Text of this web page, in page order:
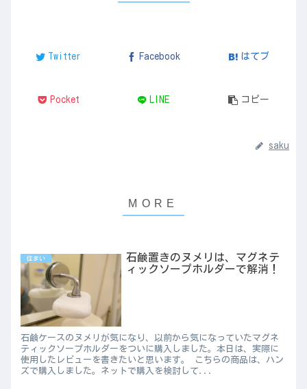
Twitter Facebook はてブ
Pocket LINE コピー
saku
住まい
石鹸置きのヌメリは、マグネテ
ィックソープホルダーで解消！
石鹸ケースのヌメリが気になり、以前から気になっていたマグネ
ティックソープホルダーをついに購入しました。本日は、実際に
使用したレビューを書きたいと思います。 こちらの商品は、ハン
ズで購入しました。ネットで購入を検討して...